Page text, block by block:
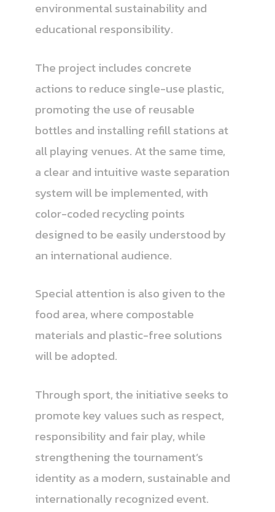
environmental sustainability and
educational responsibility.
The project includes concrete
actions to reduce single-use plastic,
promoting the use of reusable
bottles and installing refill stations at
all playing venues. At the same time,
a clear and intuitive waste separation
system will be implemented, with
color-coded recycling points
designed to be easily understood by
an international audience.
Special attention is also given to the
food area, where compostable
materials and plastic-free solutions
will be adopted.
Through sport, the initiative seeks to
promote key values such as respect,
responsibility and fair play, while
strengthening the tournament’s
identity as a modern, sustainable and
internationally recognized event.